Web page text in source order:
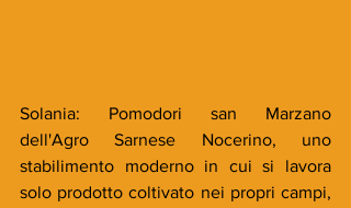
Solania: Pomodori san Marzano
dell'Agro Sarnese Nocerino, uno
stabilimento moderno in cui si lavora
solo prodotto coltivato nei propri campi,